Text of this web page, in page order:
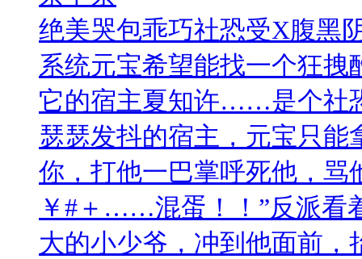
绝美哭包乖巧社恐受X腹黑
系统元宝希望能找一个狂
它的宿主夏知许……是个社
瑟瑟发抖的宿主，元宝只能
你，打他一巴掌呼死他，
￥#＋……混蛋！！”反派看
大的小少爷，冲到他面前